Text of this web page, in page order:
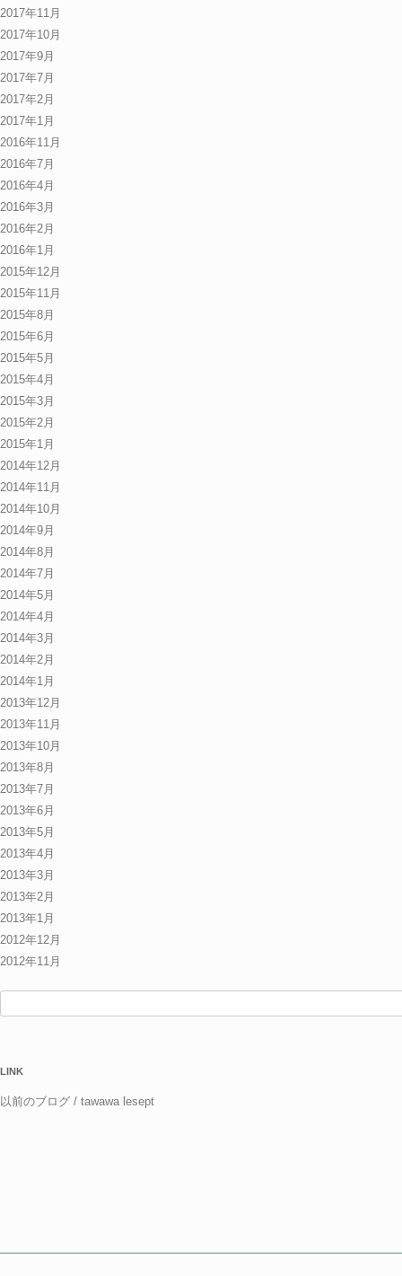
2017年11月
2017年10月
2017年9月
2017年7月
2017年2月
2017年1月
2016年11月
2016年7月
2016年4月
2016年3月
2016年2月
2016年1月
2015年12月
2015年11月
2015年8月
2015年6月
2015年5月
2015年4月
2015年3月
2015年2月
2015年1月
2014年12月
2014年11月
2014年10月
2014年9月
2014年8月
2014年7月
2014年5月
2014年4月
2014年3月
2014年2月
2014年1月
2013年12月
2013年11月
2013年10月
2013年8月
2013年7月
2013年6月
2013年5月
2013年4月
2013年3月
2013年2月
2013年1月
2012年12月
2012年11月
LINK
以前のブログ / tawawa lesept